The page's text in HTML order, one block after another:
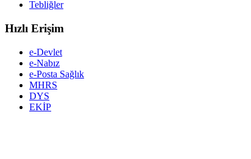
Tebliğler
Hızlı Erişim
e-Devlet
e-Nabız
e-Posta Sağlık
MHRS
DYS
EKİP